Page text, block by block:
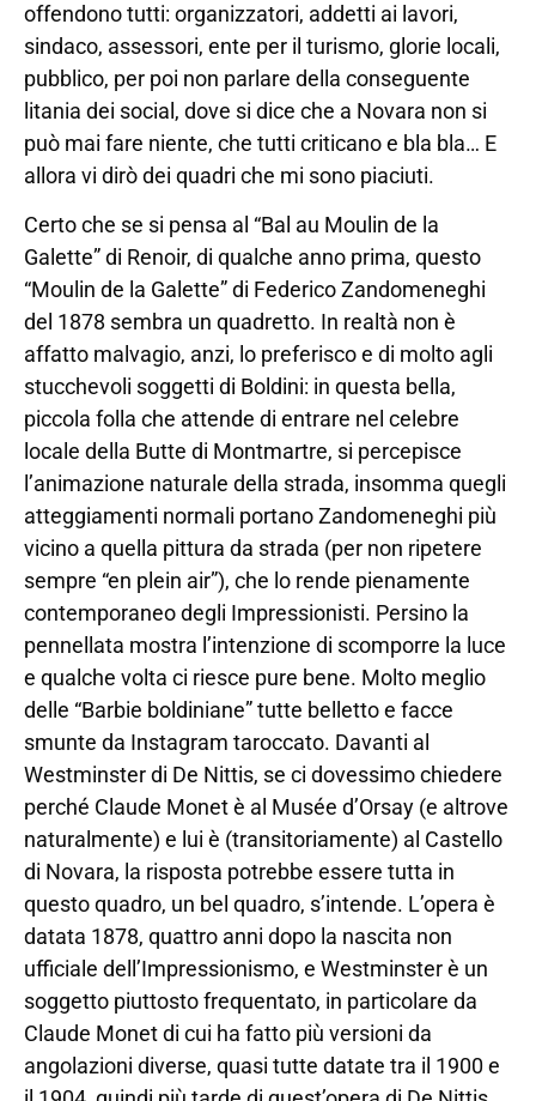
offendono tutti: organizzatori, addetti ai lavori,
sindaco, assessori, ente per il turismo, glorie locali,
pubblico, per poi non parlare della conseguente
litania dei social, dove si dice che a Novara non si
può mai fare niente, che tutti criticano e bla bla… E
allora vi dirò dei quadri che mi sono piaciuti.
Certo che se si pensa al “Bal au Moulin de la
Galette” di Renoir, di qualche anno prima, questo
“Moulin de la Galette” di Federico Zandomeneghi
del 1878 sembra un quadretto. In realtà non è
affatto malvagio, anzi, lo preferisco e di molto agli
stucchevoli soggetti di Boldini: in questa bella,
piccola folla che attende di entrare nel celebre
locale della Butte di Montmartre, si percepisce
l’animazione naturale della strada, insomma quegli
atteggiamenti normali portano Zandomeneghi più
vicino a quella pittura da strada (per non ripetere
sempre “en plein air”), che lo rende pienamente
contemporaneo degli Impressionisti. Persino la
pennellata mostra l’intenzione di scomporre la luce
e qualche volta ci riesce pure bene. Molto meglio
delle “Barbie boldiniane” tutte belletto e facce
smunte da Instagram taroccato. Davanti al
Westminster di De Nittis, se ci dovessimo chiedere
perché Claude Monet è al Musée d’Orsay (e altrove
naturalmente) e lui è (transitoriamente) al Castello
di Novara, la risposta potrebbe essere tutta in
questo quadro, un bel quadro, s’intende. L’opera è
datata 1878, quattro anni dopo la nascita non
ufficiale dell’Impressionismo, e Westminster è un
soggetto piuttosto frequentato, in particolare da
Claude Monet di cui ha fatto più versioni da
angolazioni diverse, quasi tutte datate tra il 1900 e